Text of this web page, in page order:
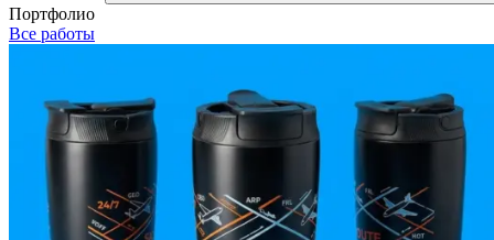
Портфолио
Все работы